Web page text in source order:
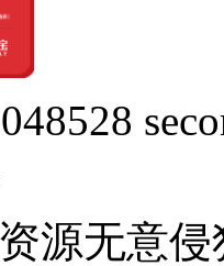
源无意